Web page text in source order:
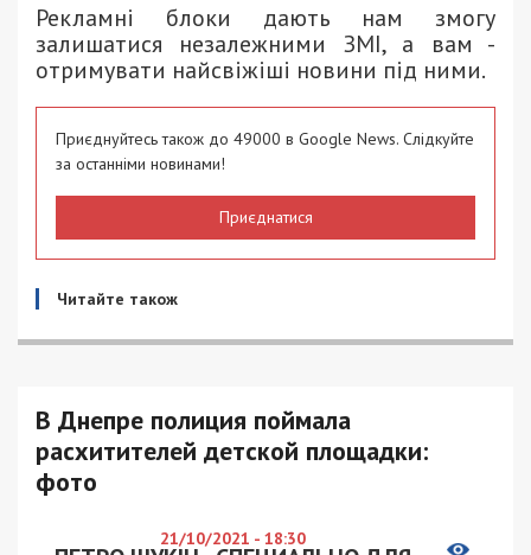
Рекламні блоки дають нам змогу
залишатися незалежними ЗМІ, а вам -
отримувати найсвіжіші новини під ними.
Приєднуйтесь також до 49000 в Google News. Слідкуйте
за останніми новинами!
Приєднатися
Читайте також
В Днепре полиция поймала
расхитителей детской площадки:
фото
21/10/2021 - 18:30